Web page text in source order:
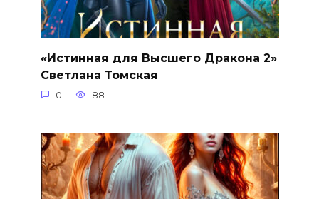
«Истинная для Высшего Дракона 2»
Светлана Томская
0 88